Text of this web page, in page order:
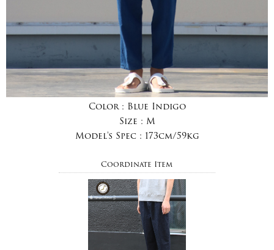
Color : Blue Indigo
Size : M
Model's Spec : 173cm/59kg
Coordinate Item